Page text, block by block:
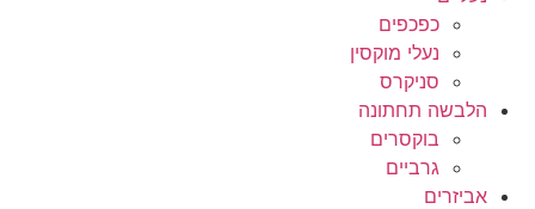
כפכפים
נעלי מוקסין
סניקרס
הלבשה תחתונה
בוקסרים
גרביים
אביזרים